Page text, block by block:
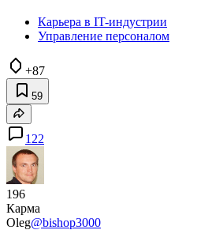
Карьера в IT-индустрии
Управление персоналом
+87
59
122
196
Карма
Oleg@bishop3000